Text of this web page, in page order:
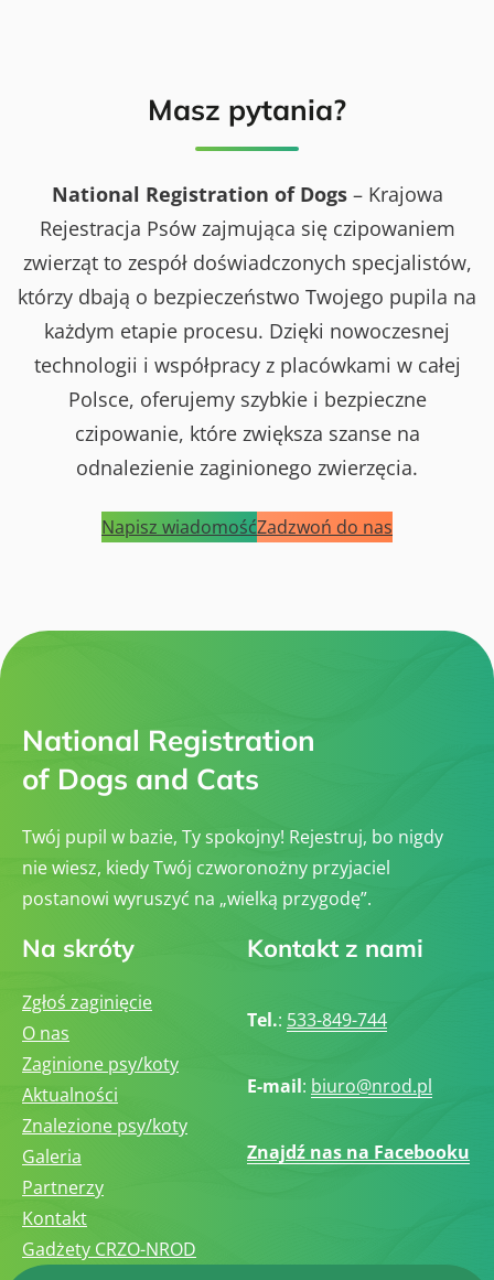
Masz pytania?
National Registration of Dogs– Krajowa
Rejestracja Psów zajmująca się czipowaniem
zwierząt to zespół doświadczonych specjalistów,
którzy dbają o bezpieczeństwo Twojego pupila na
każdym etapie procesu. Dzięki nowoczesnej
technologii i współpracy z placówkami w całej
Polsce, oferujemy szybkie i bezpieczne
czipowanie, które zwiększa szanse na
odnalezienie zaginionego zwierzęcia.
Napisz wiadomośćZadzwoń do nas
National Registration
of Dogs and Cats
Twój pupil w bazie, Ty spokojny! Rejestruj, bo nigdy
nie wiesz, kiedy Twój czworonożny przyjaciel
postanowi wyruszyć na „wielką przygodę”.
Na skróty
Zgłoś zaginięcie
O nas
Zaginione psy/koty
Aktualności
Znalezione psy/koty
Galeria
Partnerzy
Kontakt
Gadżety CRZO-NROD
Kontakt z nami
Tel.: 533-849-744
E-mail: biuro@nrod.pl
Znajdź nas na Facebooku